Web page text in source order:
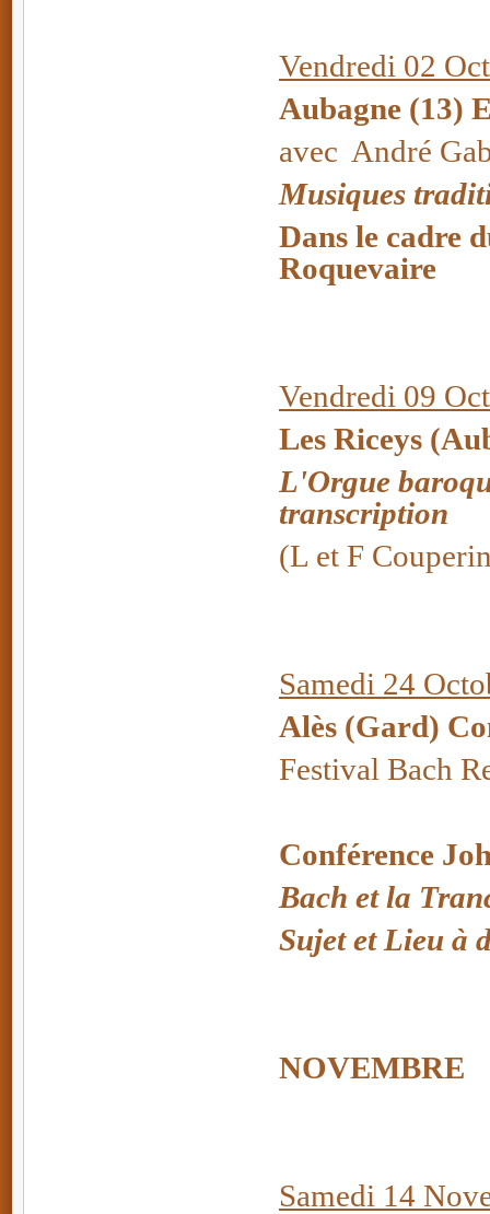
Vendredi 02
Aubagne (13)
avec André
Musiques
Dans le cadre
Roquevaire
Vendredi 09
Les Riceys
L'Orgue
transcription
(L et F
Samedi 24
Alès (Gard)
Festival Bach
Conférence
Bach et la
Sujet et Lieu à
NOVEMBRE
Samedi 14